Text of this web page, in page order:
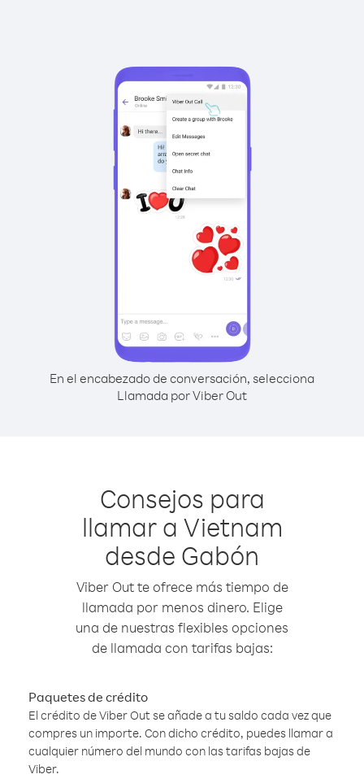
En el encabezado de conversación, selecciona
Llamada por Viber Out
Consejos para
llamar a Vietnam
desde Gabón
Viber Out te ofrece más tiempo de
llamada por menos dinero. Elige
una de nuestras flexibles opciones
de llamada con tarifas bajas:
Paquetes de crédito
El crédito de Viber Out se añade a tu saldo cada vez que
compres un importe. Con dicho crédito, puedes llamar a
cualquier número del mundo con las tarifas bajas de
Viber.